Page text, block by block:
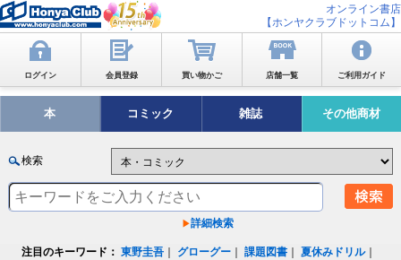
オンライン書店
【ホンヤクラブドットコム】
ログイン 会員登録 買い物かご 店舗一覧 ご利用ガイド
本 コミック 雑誌 その他商材
検索
詳細検索
注目のキーワード： 東野圭吾 グローグー ｜課題図書 ｜夏休みドリル｜